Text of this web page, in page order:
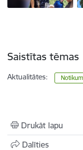
Saistītas tēmas
Aktualitātes:
Drukāt lapu
Dalīties